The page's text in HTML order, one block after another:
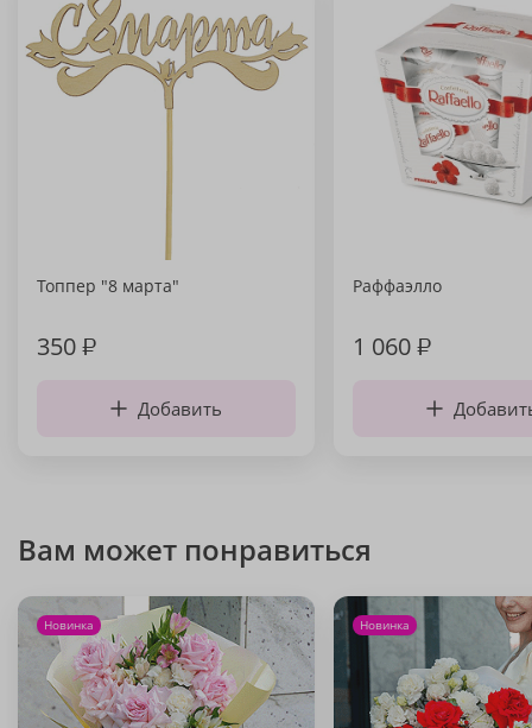
Топпер "8 марта"
350₽
Добавить
Раффаэлло
1 060₽
Вам может понравиться
Новинка Новинка